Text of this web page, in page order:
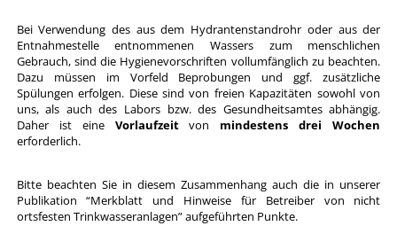
Bei Verwendung des aus dem Hydrantenstandrohr oder aus der
Entnahmestelle entnommenen Wassers zum menschlichen
Gebrauch, sind die Hygienevorschriften vollumfänglich zu beachten.
Dazu müssen im Vorfeld Beprobungen und ggf. zusätzliche
Spülungen erfolgen. Diese sind von freien Kapazitäten sowohl von
uns, als auch des Labors bzw. des Gesundheitsamtes abhängig.
Daher ist eine Vorlaufzeitvon mindestens drei Wochen
erforderlich.
Bitte beachten Sie in diesem Zusammenhang auch die in unserer
Publikation “Merkblatt und Hinweise für Betreiber von nicht
ortsfesten Trinkwasseranlagen” aufgeführten Punkte.